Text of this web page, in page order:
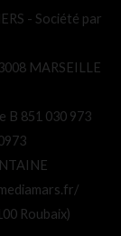
- Société par
MARSEILLE
B 851 030 973
Roubaix)